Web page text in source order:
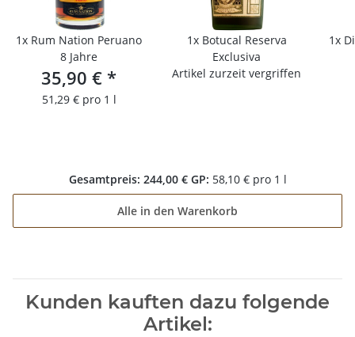
1x Rum Nation Peruano
8 Jahre
35,90 € *
51,29 € pro 1 l
1x Botucal Reserva
Exclusiva
Artikel zurzeit vergriffen
1x
Gesamtpreis: 244,00 € GP: 58,10 € pro 1 l
Alle in den Warenkorb
Kunden kauften dazu folgende
Artikel: